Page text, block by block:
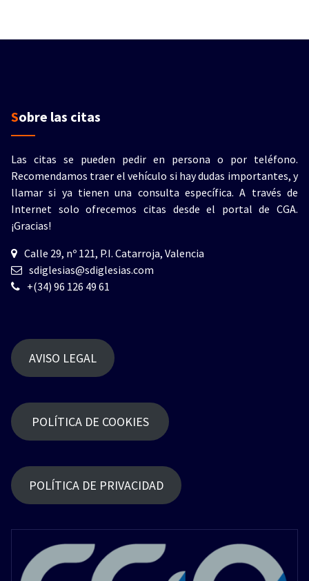
Sobre las citas
Las citas se pueden pedir en persona o por teléfono.
Recomendamos traer el vehículo si hay dudas importantes, y
llamar si ya tienen una consulta específica. A través de
Internet solo ofrecemos citas desde el portal de CGA.
¡Gracias!
Calle 29, nº 121, P.I. Catarroja, Valencia
sdiglesias@sdiglesias.com
+(34) 96 126 49 61
AVISO LEGAL
POLÍTICA DE COOKIES
POLÍTICA DE PRIVACIDAD